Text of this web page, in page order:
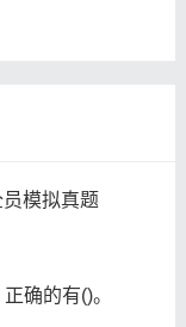
模拟真题
确的有()。